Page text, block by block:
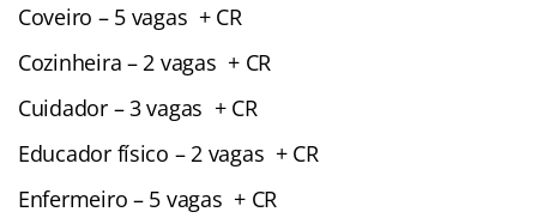
Coveiro – 5 vagas + CR
Cozinheira – 2 vagas + CR
Cuidador – 3 vagas + CR
Educador físico – 2 vagas + CR
Enfermeiro – 5 vagas + CR